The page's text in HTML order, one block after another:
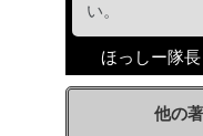
い。
ほっしー隊
他の